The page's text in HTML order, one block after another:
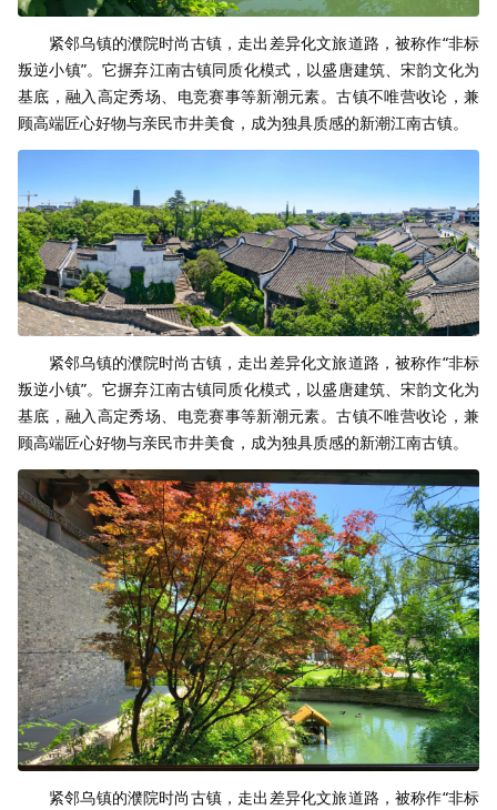
紧邻乌镇的濮院时尚古镇，走出差异化文旅道路，被称作“非标
叛逆小镇”。它摒弃江南古镇同质化模式，以盛唐建筑、宋韵文化为
基底，融入高定秀场、电竞赛事等新潮元素。古镇不唯营收论，兼
顾高端匠心好物与亲民市井美食，成为独具质感的新潮江南古镇。
紧邻乌镇的濮院时尚古镇，走出差异化文旅道路，被称作“非标
叛逆小镇”。它摒弃江南古镇同质化模式，以盛唐建筑、宋韵文化为
基底，融入高定秀场、电竞赛事等新潮元素。古镇不唯营收论，兼
顾高端匠心好物与亲民市井美食，成为独具质感的新潮江南古镇。
紧邻乌镇的濮院时尚古镇，走出差异化文旅道路，被称作“非标